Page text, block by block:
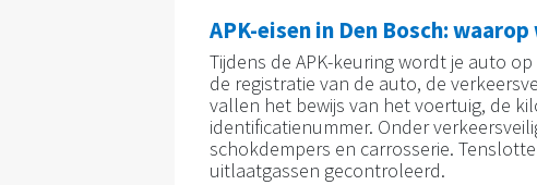
APK-eisen in Den Bosch:
Tijdens de APK-keuring wordt je auto
de registratie van de auto, de
vallen het bewijs van het voertuig, de
identificatienummer. Onder
schokdempers en carrosserie.
uitlaatgassen gecontroleerd.